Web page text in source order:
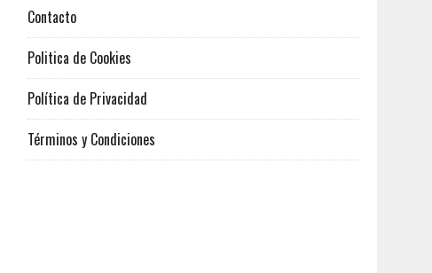
Contacto
Politica de Cookies
Política de Privacidad
Términos y Condiciones